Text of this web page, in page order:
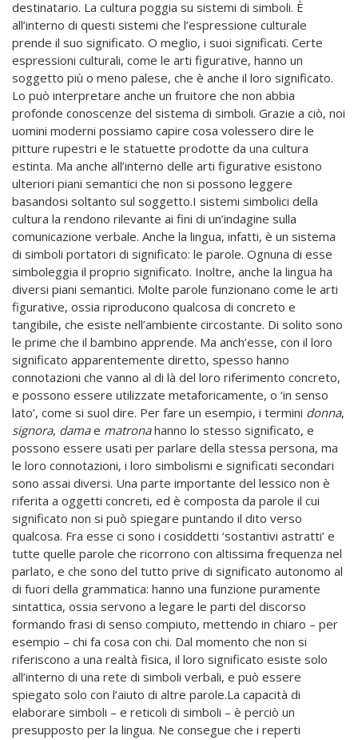
destinatario. La cultura poggia su sistemi di simboli. È
all’interno di questi sistemi che l’espressione culturale
prende il suo significato. O meglio, i suoi significati. Certe
espressioni culturali, come le arti figurative, hanno un
soggetto più o meno palese, che è anche il loro significato.
Lo può interpretare anche un fruitore che non abbia
profonde conoscenze del sistema di simboli. Grazie a ciò, noi
uomini moderni possiamo capire cosa volessero dire le
pitture rupestri e le statuette prodotte da una cultura
estinta. Ma anche all’interno delle arti figurative esistono
ulteriori piani semantici che non si possono leggere
basandosi soltanto sul soggetto.I sistemi simbolici della
cultura la rendono rilevante ai fini di un’indagine sulla
comunicazione verbale. Anche la lingua, infatti, è un sistema
di simboli portatori di significato: le parole. Ognuna di esse
simboleggia il proprio significato. Inoltre, anche la lingua ha
diversi piani semantici. Molte parole funzionano come le arti
figurative, ossia riproducono qualcosa di concreto e
tangibile, che esiste nell’ambiente circostante. Di solito sono
le prime che il bambino apprende. Ma anch’esse, con il loro
significato apparentemente diretto, spesso hanno
connotazioni che vanno al di là del loro riferimento concreto,
e possono essere utilizzate metaforicamente, o ‘in senso
lato’, come si suol dire. Per fare un esempio, i termini donna,
signora, damae matronahanno lo stesso significato, e
possono essere usati per parlare della stessa persona, ma
le loro connotazioni, i loro simbolismi e significati secondari
sono assai diversi. Una parte importante del lessico non è
riferita a oggetti concreti, ed è composta da parole il cui
significato non si può spiegare puntando il dito verso
qualcosa. Fra esse ci sono i cosiddetti ‘sostantivi astratti’ e
tutte quelle parole che ricorrono con altissima frequenza nel
parlato, e che sono del tutto prive di significato autonomo al
di fuori della grammatica: hanno una funzione puramente
sintattica, ossia servono a legare le parti del discorso
formando frasi di senso compiuto, mettendo in chiaro – per
esempio – chi fa cosa con chi. Dal momento che non si
riferiscono a una realtà fisica, il loro significato esiste solo
all’interno di una rete di simboli verbali, e può essere
spiegato solo con l’aiuto di altre parole.La capacità di
elaborare simboli – e reticoli di simboli – è perciò un
presupposto per la lingua. Ne consegue che i reperti